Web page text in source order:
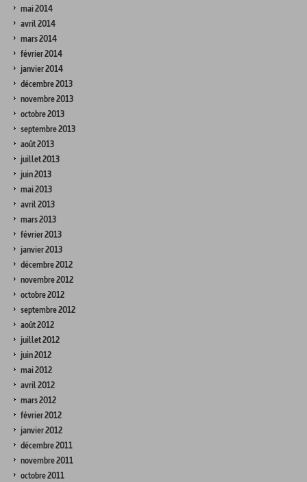
mai 2014
avril 2014
mars 2014
février 2014
janvier 2014
décembre 2013
novembre 2013
octobre 2013
septembre 2013
août 2013
juillet 2013
juin 2013
mai 2013
avril 2013
mars 2013
février 2013
janvier 2013
décembre 2012
novembre 2012
octobre 2012
septembre 2012
août 2012
juillet 2012
juin 2012
mai 2012
avril 2012
mars 2012
février 2012
janvier 2012
décembre 2011
novembre 2011
octobre 2011